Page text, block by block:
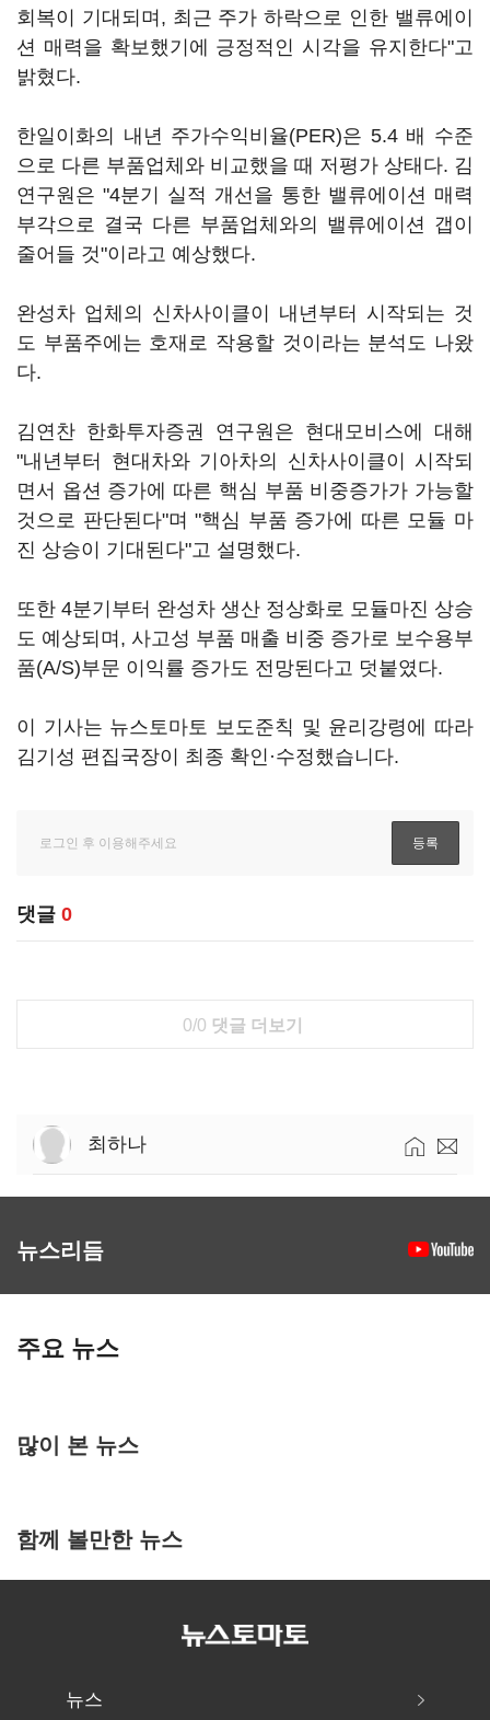
회복이 기대되며, 최근 주가 하락으로 인한 밸류에이
션 매력을 확보했기에 긍정적인 시각을 유지한다"고
밝혔다.
한일이화의 내년 주가수익비율(PER)은 5.4 배 수준
으로 다른 부품업체와 비교했을 때 저평가 상태다. 김
연구원은 "4분기 실적 개선을 통한 밸류에이션 매력
부각으로 결국 다른 부품업체와의 밸류에이션 갭이
줄어들 것"이라고 예상했다.
완성차 업체의 신차사이클이 내년부터 시작되는 것
도 부품주에는 호재로 작용할 것이라는 분석도 나왔
다.
김연찬 한화투자증권 연구원은 현대모비스에 대해
"내년부터 현대차와 기아차의 신차사이클이 시작되
면서 옵션 증가에 따른 핵심 부품 비중증가가 가능할
것으로 판단된다"며 "핵심 부품 증가에 따른 모듈 마
진 상승이 기대된다"고 설명했다.
또한 4분기부터 완성차 생산 정상화로 모듈마진 상승
도 예상되며, 사고성 부품 매출 비중 증가로 보수용부
품(A/S)부문 이익률 증가도 전망된다고 덧붙였다.
이 기사는 뉴스토마토 보도준칙 및 윤리강령에 따라
김기성 편집국장이 최종 확인·수정했습니다.
댓글 0
0/0 댓글 더보기
최하나
뉴스리듬
주요 뉴스
많이 본 뉴스
함께 볼만한 뉴스
뉴스